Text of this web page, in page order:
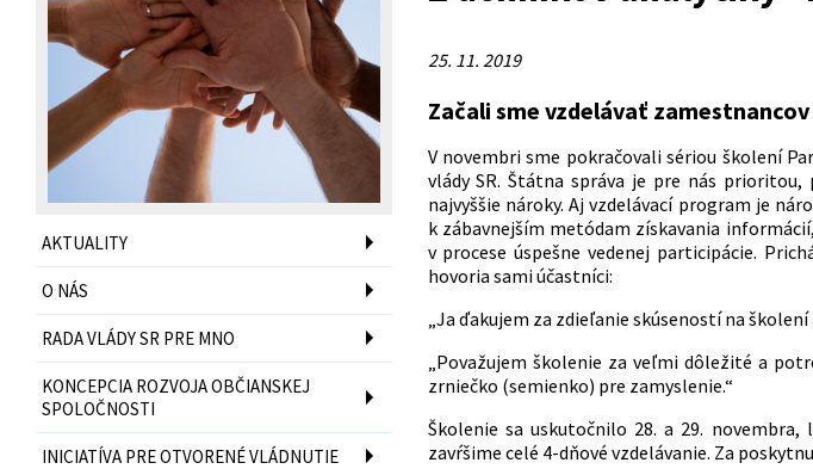
AKTUALITY
O NÁS
RADA VLÁDY SR PRE MNO
KONCEPCIA ROZVOJA OBČIANSKEJ
SPOLOČNOSTI
INICIATÍVA PRE OTVORENÉ VLÁDNUTIE
25. 11. 2019
Začali sme vzdelávať
V novembri sme pokračovali sériou školení
vlády SR. Štátna správa je pre nás
najvyššie nároky. Aj vzdelávací program je
k zábavnejším metódam získavania
v procese úspešne vedenej participácie.
hovoria sami účastníci:
„Ja ďakujem za zdieľanie skúseností na
„Považujem školenie za veľmi dôležité a
zrniečko (semienko) pre zamyslenie.“
Školenie sa uskutočnilo 28. a 29. novembra,
zavŕšime celé 4-dňové vzdelávanie. Za